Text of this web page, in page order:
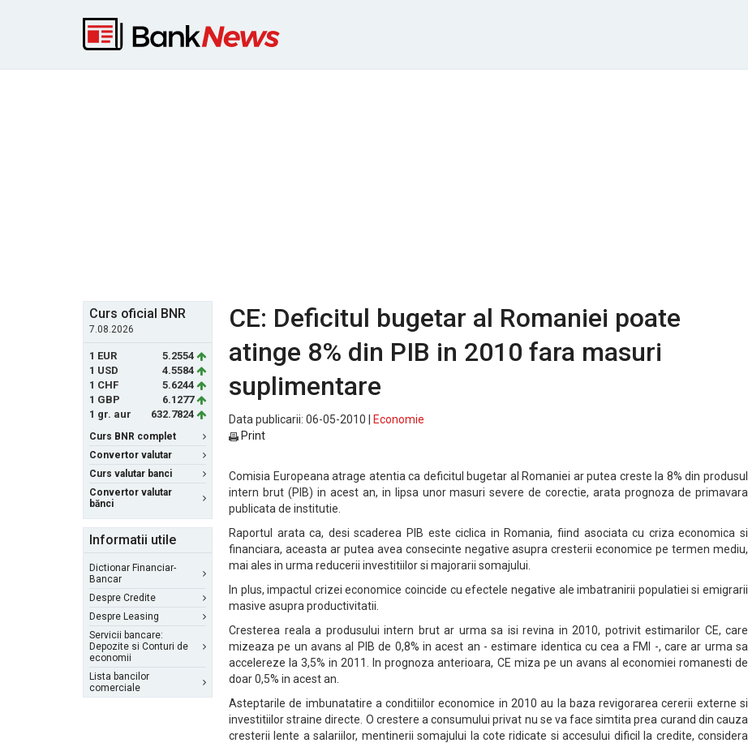
Curs oficial BNR
7.08.2026
1 EUR
5.2554
1 USD
4.5584
1 CHF
5.6244
1 GBP
6.1277
1 gr. aur
632.7824
Curs BNR complet
Convertor valutar
Curs valutar banci
Convertor valutar
bănci
Informatii utile
Dictionar Financiar-
Bancar
Despre Credite
Despre Leasing
Servicii bancare:
Depozite si Conturi de
economii
Lista bancilor
comerciale
CE: Deficitul bugetar al Romaniei poate
atinge 8% din PIB in 2010 fara masuri
suplimentare
Data publicarii: 06-05-2010 |
Economie
Print
Comisia Europeana atrage atentia ca deficitul bugetar al Romaniei ar putea creste la 8% din produsul
intern brut (PIB) in acest an, in lipsa unor masuri severe de corectie, arata prognoza de primavara
publicata de institutie.
Raportul arata ca, desi scaderea PIB este ciclica in Romania, fiind asociata cu criza economica si
financiara, aceasta ar putea avea consecinte negative asupra cresterii economice pe termen mediu,
mai ales in urma reducerii investitiilor si majorarii somajului.
In plus, impactul crizei economice coincide cu efectele negative ale imbatranirii populatiei si emigrarii
masive asupra productivitatii.
Cresterea reala a produsului intern brut ar urma sa isi revina in 2010, potrivit estimarilor CE, care
mizeaza pe un avans al PIB de 0,8% in acest an - estimare identica cu cea a FMI -, care ar urma sa
accelereze la 3,5% in 2011. In prognoza anterioara, CE miza pe un avans al economiei romanesti de
doar 0,5% in acest an.
Asteptarile de imbunatatire a conditiilor economice in 2010 au la baza revigorarea cererii externe si
investitiilor straine directe. O crestere a consumului privat nu se va face simtita prea curand din cauza
cresterii lente a salariilor, mentinerii somajului la cote ridicate si accesului dificil la credite, considera